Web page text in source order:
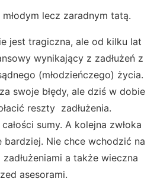
lecz zaradnym tatą.
jest tragiczna, ale od kilku lat
wynikający z zadłużeń z
(młodzieńczego) życia.
swoje błędy, ale dziś w dobie
reszty zadłużenia.
sumy. A kolejna zwłoka
bardziej. Nie chce wchodzić na
a także wieczna
asesorami.